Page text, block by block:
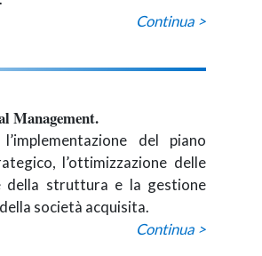
Continua >
Management.
del piano
l’ottimizzazione delle
della struttura e la gestione
società acquisita.
Continua >